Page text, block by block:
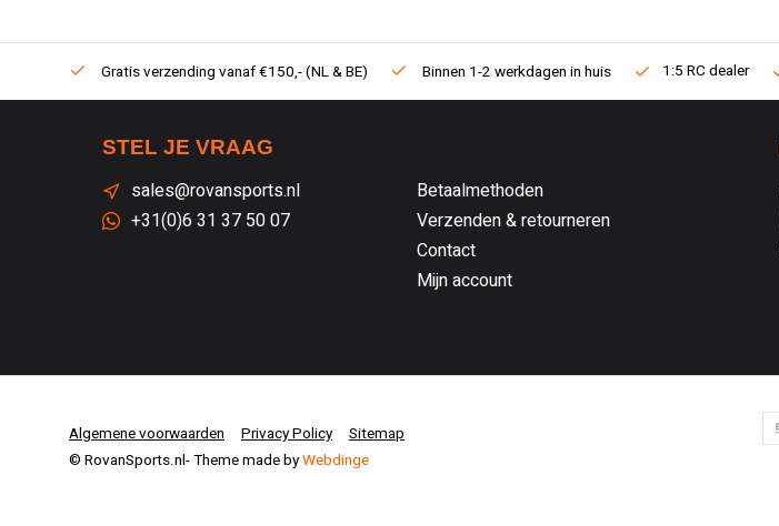
Gratis verzending vanaf €150,- (NL & BE) Binnen 1-2 werkdagen in huis 1:5 RC dealer
STEL JE VRAAG
sales@rovansports.nl
+31(0)6 31 37 50 07
Betaalmethoden
Verzenden & retourneren
Contact
Mijn account
Algemene voorwaarden Privacy Policy
Sitemap
© RovanSports.nl- Theme made byWebdinge